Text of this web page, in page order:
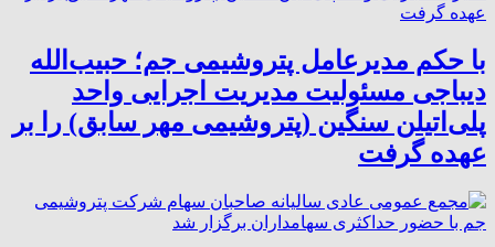
با حکم مدیرعامل پتروشیمی جم؛ حبیب‌الله
دیباجی مسئولیت مدیریت اجرایی واحد
پلی‌اتیلن سنگین (پتروشیمی مهر سابق) را بر
عهده گرفت